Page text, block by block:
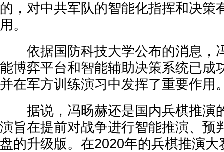
的，对中共军队的智能化指挥和决策
用。
依据国防科技大学公布的消息，
能博弈平台和智能辅助决策系统已成
并在军方训练演习中发挥了重要作用
据说，冯旸赫还是国内兵棋推演
演旨在提前对战争进行智能推演、预
盘的升级版。在2020年的兵棋推演